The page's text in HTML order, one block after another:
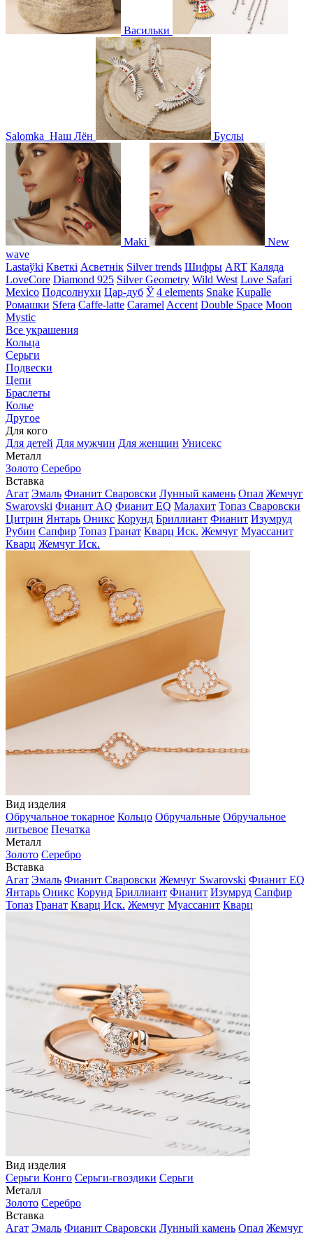
Васильки
Salomka Наш Лён Буслы
Maki
New
wave
Lastaўki Кветкі Асветнiк Silver trends Шифры ART Каляда
LoveCore Diamond 925 Silver Geometry Wild West Love Safari
Mexico Подсолнухи Цар-дуб Ў 4 elements Snake Kupalle
Ромашки Sfera Caffe-latte Caramel Accent Double Space Moon
Mystic
Все украшения
Кольца
Серьги
Подвески
Цепи
Браслеты
Колье
Другое
Для кого
Для детей Для мужчин Для женщин Унисекс
Металл
Золото Серебро
Вставка
Агат Эмаль Фианит Сваровски Лунный камень Опал Жемчуг
Swarovski Фианит AQ Фианит EQ Малахит Топаз Сваровски
Цитрин Янтарь Оникс Корунд Бриллиант Фианит Изумруд
Рубин Сапфир Топаз Гранат Кварц Иск. Жемчуг Муассанит
Кварц Жемчуг Иск.
Вид изделия
Обручальное токарное Кольцо Обручальные Обручальное
литьевое Печатка
Металл
Золото Серебро
Вставка
Агат Эмаль Фианит Сваровски Жемчуг Swarovski Фианит EQ
Янтарь Оникс Корунд Бриллиант Фианит Изумруд Сапфир
Топаз Гранат Кварц Иск. Жемчуг Муассанит Кварц
Вид изделия
Серьги Конго Серьги-гвоздики Серьги
Металл
Золото Серебро
Вставка
Агат Эмаль Фианит Сваровски Лунный камень Опал Жемчуг